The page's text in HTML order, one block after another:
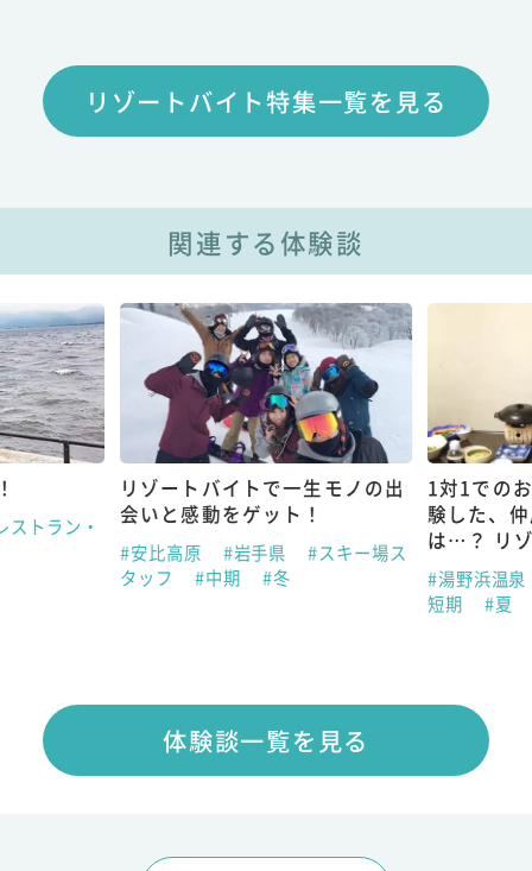
リゾートバイト特集一覧を見る
関連する体験談
ストラン・
リゾートバイトで一生モノの出
会いと感動をゲット！
#安比高原 #岩手県
#スキー場ス
タッフ
#中期 #冬
1対1での
験した、
は…？ リ
#湯野浜温泉
短期
#夏
体験談一覧を見る